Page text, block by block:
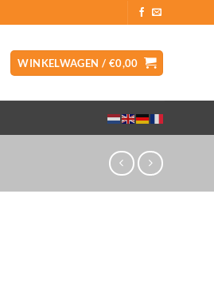
WINKELWAGEN / €0,00